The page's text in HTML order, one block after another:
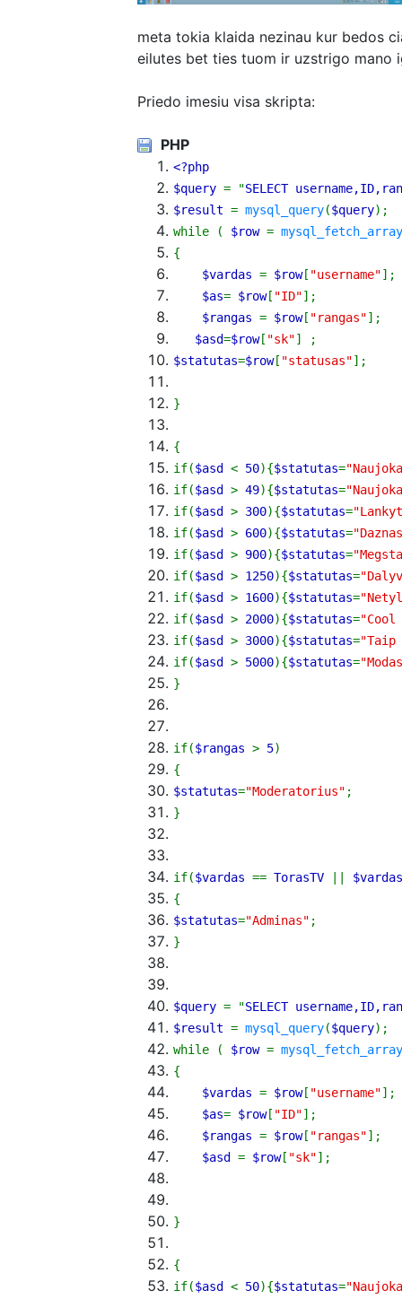
meta tokia klaida nezinau kur bedos
eilutes bet ties tuom ir uzstrigo mano
Priedo imesiu visa skripta:
PHP
<?php
$query = "SELECT
$result = mysql_query($query) ;
while
( $row = mysql_fetch_array
{
$vardas = $row[ "username"] ;
$as= $row[ "ID"] ;
$rangas = $row[ "rangas"] ;
$asd=$row[ "sk"]
;
$statutas=$row[ "statusas"] ;
}
{
if($asd < 50){$statutas=
if($asd > 49){$statutas=
if($asd > 300){$statutas=
if($asd > 600){$statutas=
if($asd > 900){$statutas=
if($asd > 1250){$statutas=
if($asd > 1600){$statutas=
if($asd > 2000){$statutas=
if($asd > 3000){$statutas=
if($asd > 5000){$statutas=
}
if($rangas > 5)
{
$statutas="Moderatorius" ;
}
if($vardas == TorasTV ||
$vardas
{
$statutas="Adminas" ;
}
$query = "SELECT
$result = mysql_query($query) ;
while
( $row = mysql_fetch_array
{
$vardas = $row[ "username"] ;
$as= $row[ "ID"] ;
$rangas = $row[ "rangas"] ;
$asd = $row[ "sk"] ;
}
{
if($asd < 50){$statutas=